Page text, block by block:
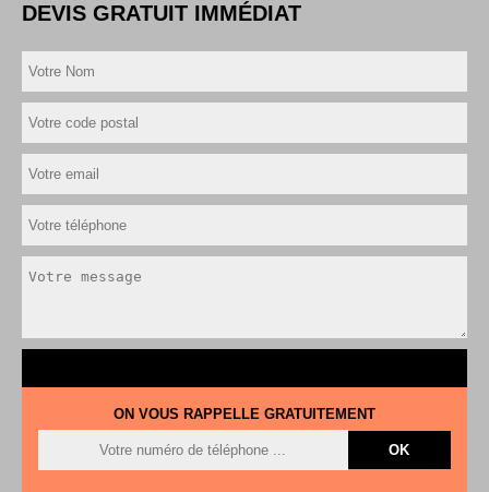
DEVIS GRATUIT IMMÉDIAT
ON VOUS RAPPELLE GRATUITEMENT